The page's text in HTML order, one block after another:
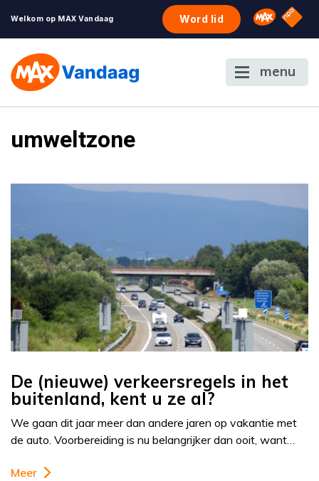
Welkom op MAX Vandaag Word lid Omroep
NPO
menu
umweltzone
De (nieuwe) verkeersregels in het
buitenland, kent u ze al?
We gaan dit jaar meer dan andere jaren op vakantie met
de auto. Voorbereiding is nu belangrijker dan ooit, want…
Meer